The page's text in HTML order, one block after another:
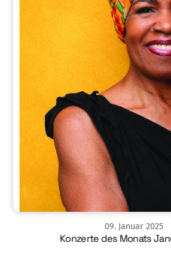
09. Januar 2025
Konzerte des Monats